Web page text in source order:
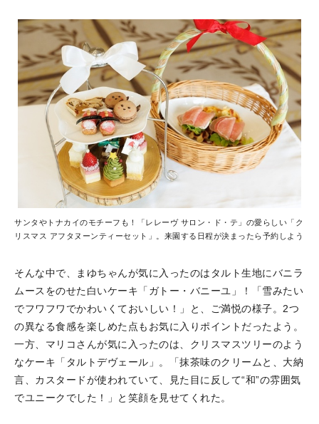
サンタやトナカイのモチーフも！「レレーヴ サロン・ド・テ」の愛らしい「ク
リスマス アフタヌーンティーセット」。来園する日程が決まったら予約しよう
そんな中で、まゆちゃんが気に入ったのはタルト生地にバニラ
ムースをのせた白いケーキ「ガトー・バニーユ」！「雪みたい
でフワフワでかわいくておいしい！」と、ご満悦の様子。2つ
の異なる食感を楽しめた点もお気に入りポイントだったよう。
一方、マリコさんが気に入ったのは、クリスマスツリーのよう
なケーキ「タルトデヴェール」。「抹茶味のクリームと、大納
言、カスタードが使われていて、見た目に反して“和”の雰囲気
でユニークでした！」と笑顔を見せてくれた。